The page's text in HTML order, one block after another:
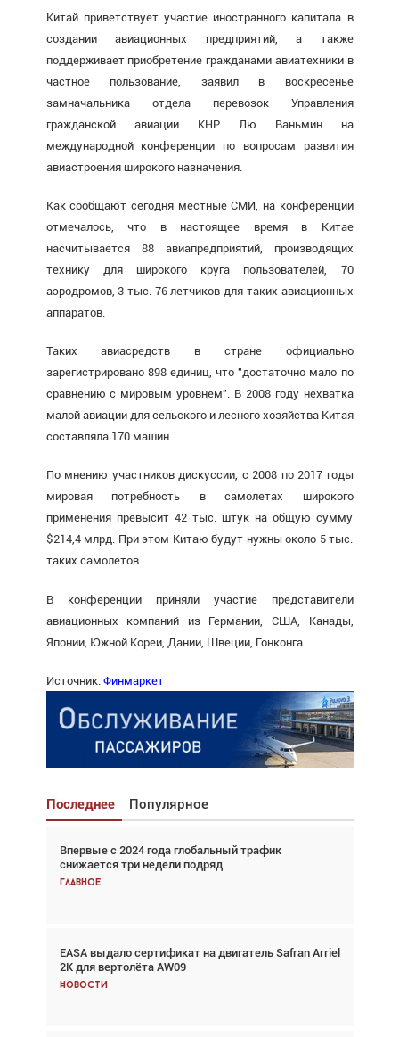
Китай приветствует участие иностранного капитала в
создании авиационных предприятий, а также
поддерживает приобретение гражданами авиатехники в
частное пользование, заявил в воскресенье
замначальника отдела перевозок Управления
гражданской авиации КНР Лю Ваньмин на
международной конференции по вопросам развития
авиастроения широкого назначения.
Как сообщают сегодня местные СМИ, на конференции
отмечалось, что в настоящее время в Китае
насчитывается 88 авиапредприятий, производящих
технику для широкого круга пользователей, 70
аэродромов, 3 тыс. 76 летчиков для таких авиационных
аппаратов.
Таких авиасредств в стране официально
зарегистрировано 898 единиц, что "достаточно мало по
сравнению с мировым уровнем". В 2008 году нехватка
малой авиации для сельского и лесного хозяйства Китая
составляла 170 машин.
По мнению участников дискуссии, с 2008 по 2017 годы
мировая потребность в самолетах широкого
применения превысит 42 тыс. штук на общую сумму
$214,4 млрд. При этом Китаю будут нужны около 5 тыс.
таких самолетов.
В конференции приняли участие представители
авиационных компаний из Германии, США, Канады,
Японии, Южной Кореи, Дании, Швеции, Гонконга.
Источник: Финмаркет
Последнее Популярное
Впервые с 2024 года глобальный трафик
снижается три недели подряд
Главное
EASA выдало сертификат на двигатель Safran Arriel
2K для вертолёта AW09
Новости
Взгляд с высоты: тандем вертолётов и БПЛА в
спасательных операциях
Главное
Авиационный фотограф Дэйв Кох: «Фотография
говорит сама за себя... а ИИ всё портит»
Новости